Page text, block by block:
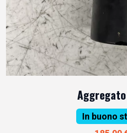
Aggregato
In buono